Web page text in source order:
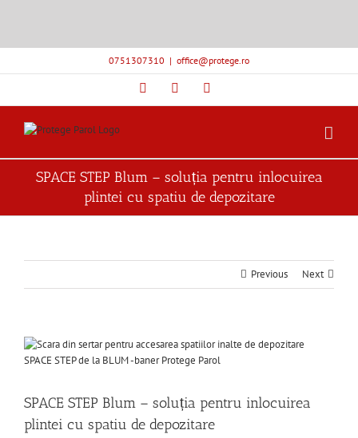
to
0751307310 | office@protege.ro
FacebookYouTube
SPACE STEP Blum – soluția pentru inlocuirea
plintei cu spatiu de depozitare
Previous Next
View
Larger
SPACE STEP Blum – soluția pentru inlocuirea
plintei cu spatiu de depozitare